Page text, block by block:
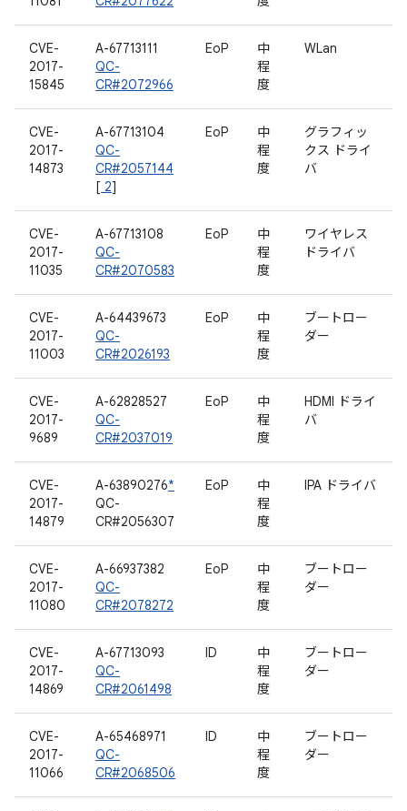
CVE-
2017-
15845
A-67713111
QC-
CR#2072966
EoP
中
程
度
WLan
CVE-
2017-
14873
A-67713104
QC-
CR#2057144
[ 2]
EoP
中
程
度
グラフィッ
クス ドライ
バ
CVE-
2017-
11035
A-67713108
QC-
CR#2070583
EoP
中
程
度
ワイヤレス
ドライバ
CVE-
2017-
11003
A-64439673
QC-
CR#2026193
EoP
中
程
度
ブートロー
ダー
CVE-
2017-
9689
A-62828527
QC-
CR#2037019
EoP
中
程
度
HDMI ドライ
バ
CVE-
2017-
14879
A-63890276*
QC-
CR#2056307
EoP
中
程
度
IPA ドライバ
CVE-
2017-
11080
A-66937382
QC-
CR#2078272
EoP
中
程
度
ブートロー
ダー
CVE-
2017-
14869
A-67713093
QC-
CR#2061498
ID
中
程
度
ブートロー
ダー
CVE-
2017-
11066
A-65468971
QC-
CR#2068506
ID
中
程
度
ブートロー
ダー